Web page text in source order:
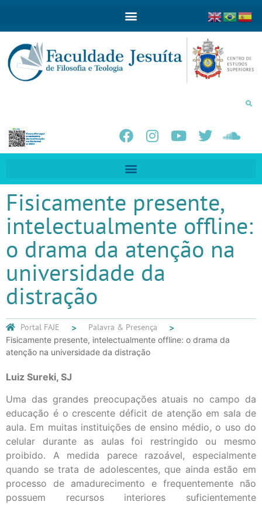
Fisicamente presente,
intelectualmente offline:
o drama da atenção na
universidade da
distração
Portal FAJE Palavra & Presença
Fisicamente presente, intelectualmente offline: o drama da
atenção na universidade da distração
Luiz Sureki, SJ
Uma das grandes preocupações atuais no campo da
educação é o crescente déficit de atenção em sala de
aula. Em muitas instituições de ensino médio, o uso do
celular durante as aulas foi restringido ou mesmo
proibido. A medida parece razoável, especialmente
quando se trata de adolescentes, que ainda estão em
processo de amadurecimento e frequentemente não
possuem recursos interiores suficientemente